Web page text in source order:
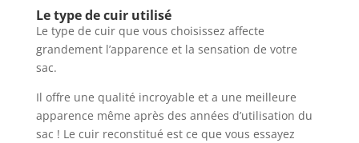
Le type de cuir utilisé
Le type de cuir que vous choisissez affecte
grandement l’apparence et la sensation de votre
sac.
Il offre une qualité incroyable et a une meilleure
apparence même après des années d’utilisation du
sac ! Le cuir reconstitué est ce que vous essayez